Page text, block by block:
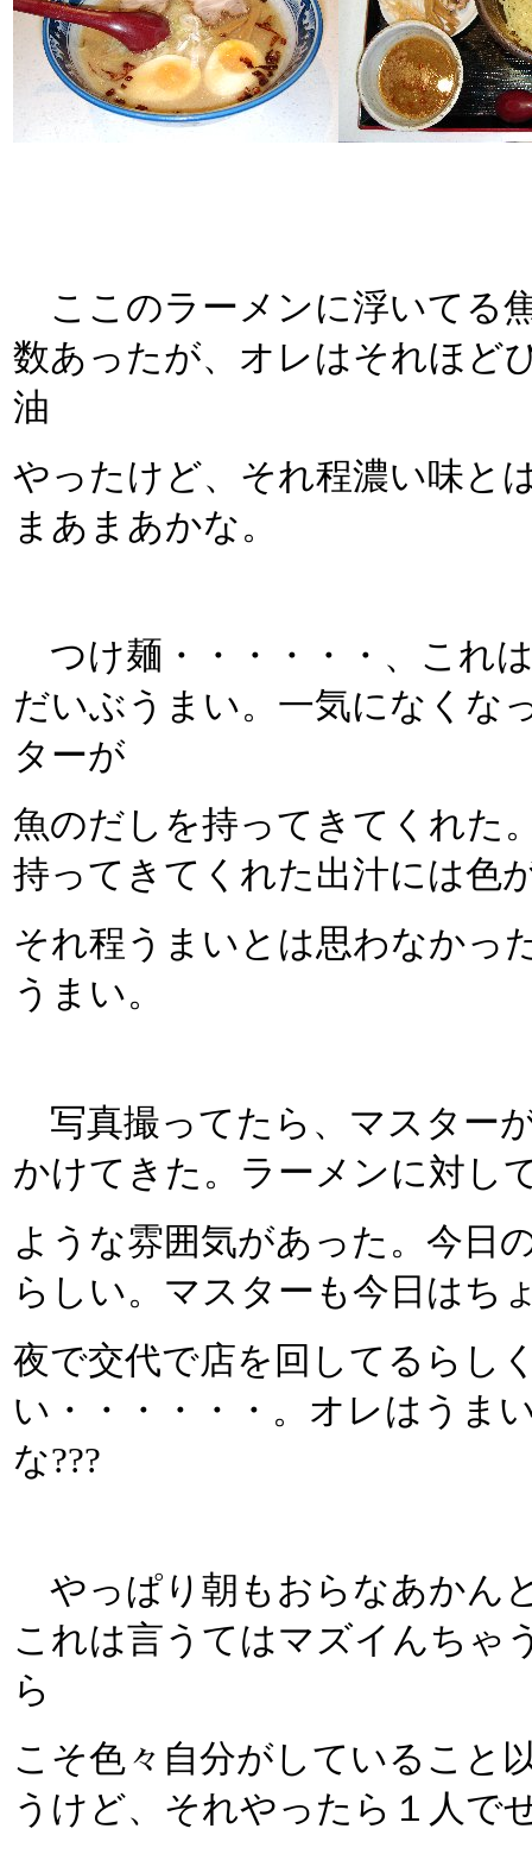
ここのラーメンに浮いてる
数あったが、オレはそれほど
油
やったけど、それ程濃い味と
まあまあかな。
つけ麺・・・・・・、これ
だいぶうまい。一気になくな
ターが
魚のだしを持ってきてくれた
持ってきてくれた出汁には色
それ程うまいとは思わなかっ
うまい。
写真撮ってたら、マスター
かけてきた。ラーメンに対し
ような雰囲気があった。今日
らしい。マスターも今日はち
夜で交代で店を回してるらし
い・・・・・・。オレはうま
な???
やっぱり朝もおらなあかん
これは言うてはマズイんちゃ
ら
こそ色々自分がしていること
うけど、それやったら１人で